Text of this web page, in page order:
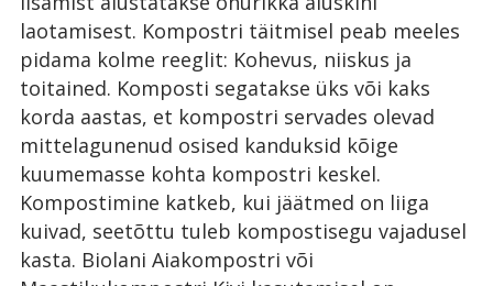
laotamisest. Kompostri täitmisel peab meeles
pidama kolme reeglit: Kohevus, niiskus ja
toitained. Komposti segatakse üks või kaks
korda aastas, et kompostri servades olevad
mittelagunenud osised kanduksid kõige
kuumemasse kohta kompostri keskel.
Kompostimine katkeb, kui jäätmed on liiga
kuivad, seetõttu tuleb kompostisegu vajadusel
kasta. Biolani Aiakompostri või